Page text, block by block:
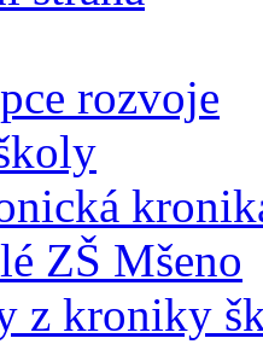
rozvoje
ZŠ Mšeno
z kroniky